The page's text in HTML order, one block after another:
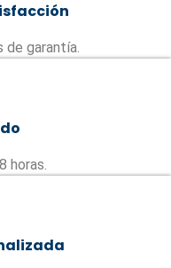
de garantía.
horas.